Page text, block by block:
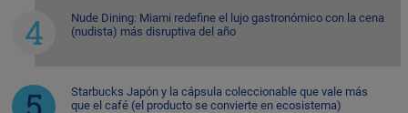
Nude Dining: Miami redefine el lujo gastronómico con la cena
(nudista) más disruptiva del año
Starbucks Japón y la cápsula coleccionable que vale más
que el café (el producto se convierte en ecosistema)